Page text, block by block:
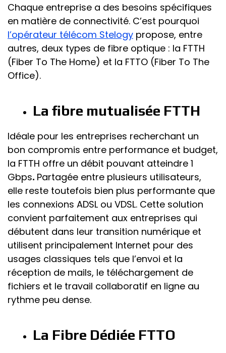
Chaque entreprise a des besoins spécifiques
en matière de connectivité. C’est pourquoi
l’opérateur télécom Stelogy propose, entre
autres, deux types de fibre optique : la FTTH
(Fiber To The Home) et la FTTO (Fiber To The
Office).
La fibre mutualisée FTTH
Idéale pour les entreprises recherchant un
bon compromis entre performance et budget,
la FTTH offre un débit pouvant atteindre 1
Gbps. Partagée entre plusieurs utilisateurs,
elle reste toutefois bien plus performante que
les connexions ADSL ou VDSL. Cette solution
convient parfaitement aux entreprises qui
débutent dans leur transition numérique et
utilisent principalement Internet pour des
usages classiques tels que l’envoi et la
réception de mails, le téléchargement de
fichiers et le travail collaboratif en ligne au
rythme peu dense.
La Fibre Dédiée FTTO